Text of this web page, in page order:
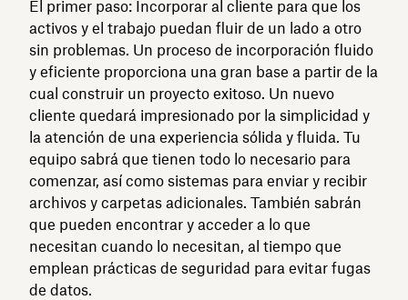
El primer paso: Incorporar al cliente para que los
activos y el trabajo puedan fluir de un lado a otro
sin problemas. Un proceso de incorporación fluido
y eficiente proporciona una gran base a partir de la
cual construir un proyecto exitoso. Un nuevo
cliente quedará impresionado por la simplicidad y
la atención de una experiencia sólida y fluida. Tu
equipo sabrá que tienen todo lo necesario para
comenzar, así como sistemas para enviar y recibir
archivos y carpetas adicionales. También sabrán
que pueden encontrar y acceder a lo que
necesitan cuando lo necesitan, al tiempo que
emplean prácticas de seguridad para evitar fugas
de datos.